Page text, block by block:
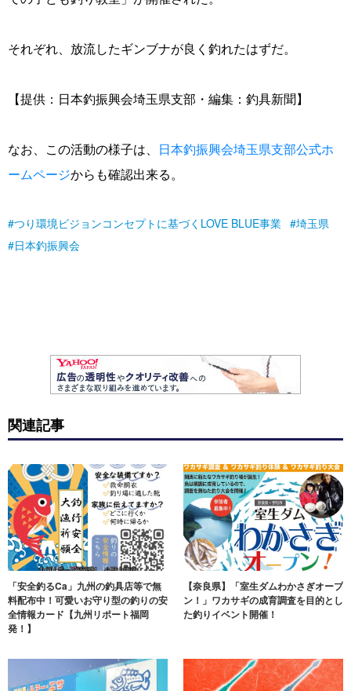
それぞれ、放流したギンブナが良く釣れたはずだ。
【提供：日本釣振興会埼玉県支部・編集：釣具新聞】
なお、この活動の様子は、 日本釣振興会埼玉県支部公式ホ
ームページからも確認出来る。
つり環境ビジョンコンセプトに基づくLOVE BLUE事業
埼玉県
日本釣振興会
関連記事
「安全釣るCa」九州の釣具店等で無
料配布中！可愛いお守り型の釣りの安
全情報カード【九州リポート福岡
発！】
【奈良県】「室生ダムわかさぎオープ
ン！」ワカサギの成育調査を目的とし
た釣りイベント開催！